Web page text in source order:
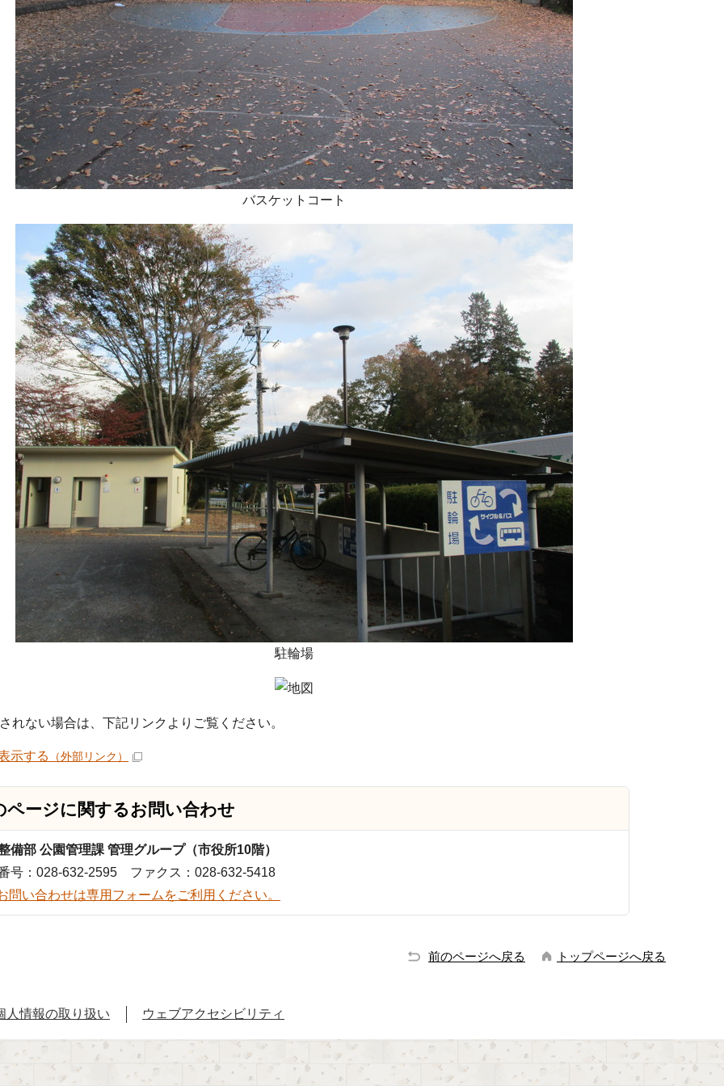
バスケットコート
駐輪場
れない場合は、下記リンクよりご覧ください。
示する （外部リンク）
ページに関するお問い合わせ
備部 公園管理課 管理グループ（市役所10階）
号：028-632-2595 ファクス：028-632-5418
問い合わせは専用フォームをご利用ください。
前のページへ戻る トップページへ戻る
人情報の取り扱い ウェブアクセシビリティ